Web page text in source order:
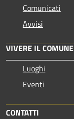
Comunicati
Avvisi
VIVERE IL COMUNE
Luoghi
Eventi
CONTATTI